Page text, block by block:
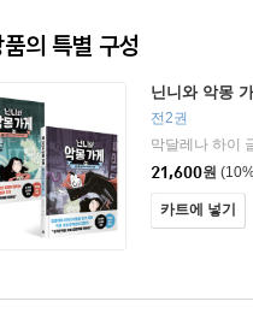
의 특별 구성
닌니와 악몽
전2권
막달레나 하이
21,600원
카트에 넣기